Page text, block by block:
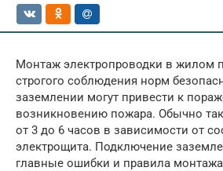
Монтаж электропроводки в жилом
строгого соблюдения норм
заземлении могут привести к
возникновению пожара. Обычно
от 3 до 6 часов в зависимости от
электрощита. Подключение
главные ошибки и правила